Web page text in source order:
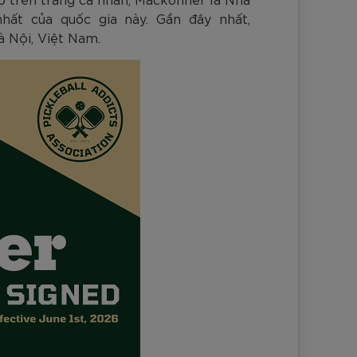
VNĐ
Cam
VNĐ
của quốc gia này. Gần đây nhất,
Nội, Việt Nam.